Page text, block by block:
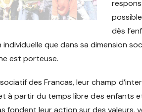
Pays de Lure
Pays de Luxeuil
Rahin et Chérimont
dès
individuelle que dans sa dimension
est porteuse.
des Francas, leur champ
à partir du temps libre des enfants
fondent leur action sur des valeurs,